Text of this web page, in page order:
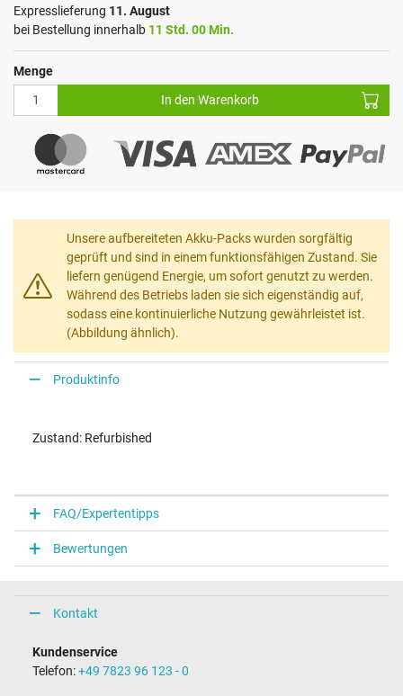
Expresslieferung 11. August
bei Bestellung innerhalb 11 Std. 00 Min.
Menge
In den Warenkorb
Unsere aufbereiteten Akku-Packs wurden sorgfältig
geprüft und sind in einem funktionsfähigen Zustand. Sie
liefern genügend Energie, um sofort genutzt zu werden.
Während des Betriebs laden sie sich eigenständig auf,
sodass eine kontinuierliche Nutzung gewährleistet ist.
(Abbildung ähnlich).
Produktinfo
Zustand: Refurbished
FAQ/Expertentipps
Bewertungen
Kontakt
Kundenservice
Telefon:+49 7823 96 123 - 0